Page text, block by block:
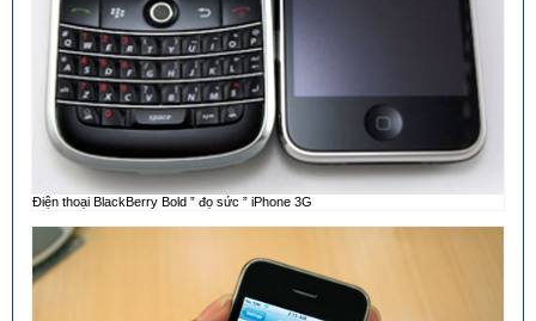
Điện thoại BlackBerry Bold ” đọ sức ” iPhone 3G